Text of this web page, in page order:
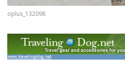
oplus_132098